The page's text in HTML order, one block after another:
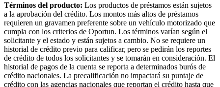
Términos del producto: Los productos de préstamos están sujetos
a la aprobación del crédito. Los montos más altos de préstamos
requieren un gravamen preferente sobre un vehículo motorizado que
cumpla con los criterios de Oportun. Los términos varían según el
solicitante y el estado y están sujetos a cambio. No se requiere un
historial de crédito previo para calificar, pero se pedirán los reportes
de crédito de todos los solicitantes y se tomarán en consideración. El
historial de pagos de la cuenta se reporta a determinados burós de
crédito nacionales. La precalificación no impactará su puntaje de
crédito con las agencias nacionales que reportan el crédito hasta que